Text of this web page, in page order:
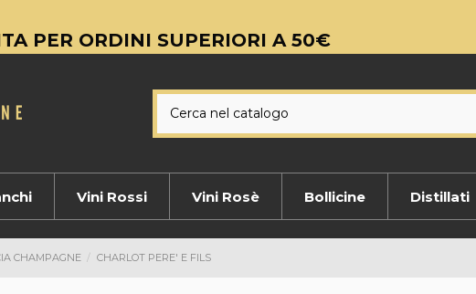
PER ORDINI SUPERIORI A 50€
Vini Rossi Vini Rosè Bollicine Distillati
CHAMPAGNE CHARLOT PERE' E FILS